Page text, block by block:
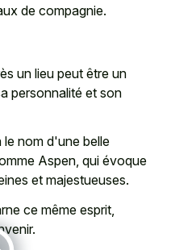
de compagnie.
un lieu peut être un
personnalité et son
nom d'une belle
Aspen, qui évoque
et majestueuses.
ce même esprit,